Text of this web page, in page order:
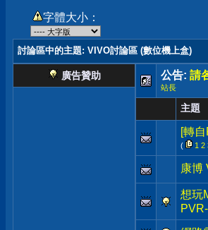
字體大小：
討論區中的主題: VIVO討論區 (數位機上盒)
廣告贊助 公告: 請
站長
主題
[轉
( 1 2
康博
想玩